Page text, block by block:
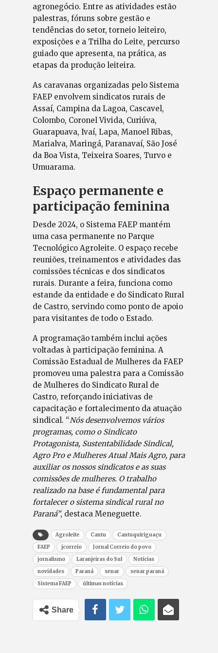
agronegócio. Entre as atividades estão
palestras, fóruns sobre gestão e
tendências do setor, torneio leiteiro,
exposições e a Trilha do Leite, percurso
guiado que apresenta, na prática, as
etapas da produção leiteira.
As caravanas organizadas pelo Sistema
FAEP envolvem sindicatos rurais de
Assaí, Campina da Lagoa, Cascavel,
Colombo, Coronel Vivida, Curiúva,
Guarapuava, Ivaí, Lapa, Manoel Ribas,
Marialva, Maringá, Paranavaí, São José
da Boa Vista, Teixeira Soares, Turvo e
Umuarama.
Espaço permanente e
participação feminina
Desde 2024, o Sistema FAEP mantém
uma casa permanente no Parque
Tecnológico Agroleite. O espaço recebe
reuniões, treinamentos e atividades das
comissões técnicas e dos sindicatos
rurais. Durante a feira, funciona como
estande da entidade e do Sindicato Rural
de Castro, servindo como ponto de apoio
para visitantes de todo o Estado.
A programação também inclui ações
voltadas à participação feminina. A
Comissão Estadual de Mulheres da FAEP
promoveu uma palestra para a Comissão
de Mulheres do Sindicato Rural de
Castro, reforçando iniciativas de
capacitação e fortalecimento da atuação
sindical. “Nós desenvolvemos vários
programas, como o Sindicato
Protagonista, Sustentabilidade Sindical,
Agro Pro e Mulheres Atual Mais Agro, para
auxiliar os nossos sindicatos e as suas
comissões de mulheres. O trabalho
realizado na base é fundamental para
fortalecer o sistema sindical rural no
Paraná”, destaca Meneguette.
Agroleite Cantu
Cantuquiriguaçu
FAEP
jcorreio
Jornal Correio do povo
jornalismo
Laranjeiras do Sul
Notícias
novidades
Paraná senar
senar paraná
Sistema FAEP
últimas notícias
Share